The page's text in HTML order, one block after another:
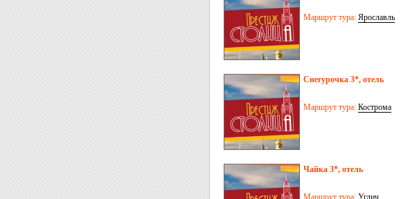
Маршрут тура: Ярославль
Снегурочка 3*, отель
Маршрут тура: Кострома
Чайка 3*, отель
Маршрут тура: Углич